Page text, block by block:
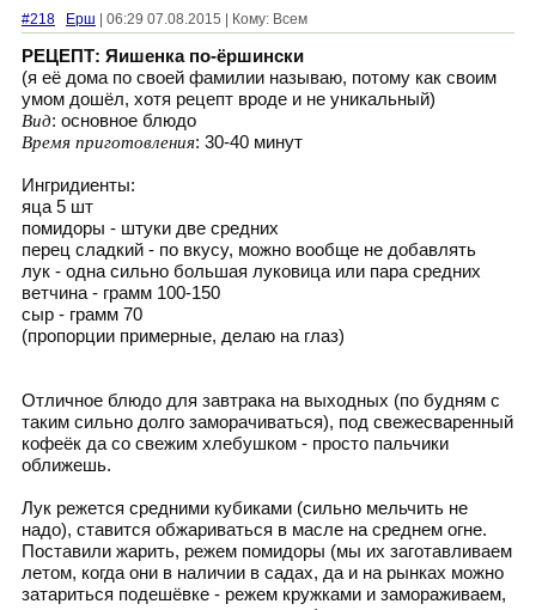
#218 Ерш | 06:29 07.08.2015 | Кому: Всем
РЕЦЕПТ: Яишенка по-ёршински
(я её дома по своей фамилии называю, потому как своим
умом дошёл, хотя рецепт вроде и не уникальный)
Вид: основное блюдо
Время приготовления: 30-40 минут
Ингридиенты:
яца 5 шт
помидоры - штуки две средних
перец сладкий - по вкусу, можно вообще не добавлять
лук - одна сильно большая луковица или пара средних
ветчина - грамм 100-150
сыр - грамм 70
(пропорции примерные, делаю на глаз)
Отличное блюдо для завтрака на выходных (по будням с
таким сильно долго заморачиваться), под свежесваренный
кофеёк да со свежим хлебушком - просто пальчики
оближешь.
Лук режется средними кубиками (сильно мельчить не
надо), ставится обжариваться в масле на среднем огне.
Поставили жарить, режем помидоры (мы их заготавливаем
летом, когда они в наличии в садах, да и на рынках можно
затариться подешёвке - режем кружками и замораживаем,